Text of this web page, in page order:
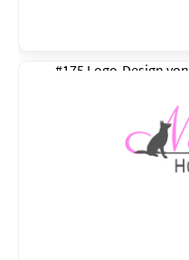
#175 Logo-Design von